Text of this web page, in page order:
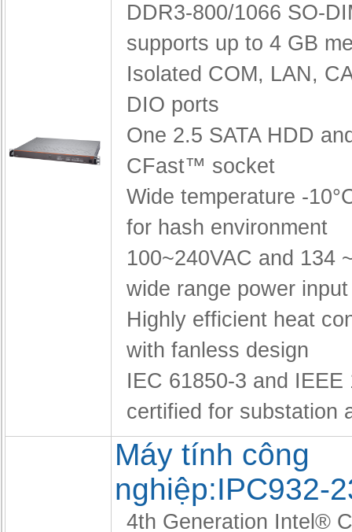
DDR3-800/1066 SO-
supports up to 4 GB
Isolated COM, LAN,
DIO ports
One 2.5 SATA HDD
CFast™ socket
Wide temperature -
for hash environment
100~240VAC and 134
wide range power input
Highly efficient heat
with fanless design
IEC 61850-3 and IEEE
certified for substation
Máy tính công
nghiệp:IPC932-
4th Generation Intel®